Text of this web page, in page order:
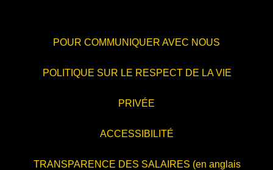
POUR COMMUNIQUER AVEC NOUS
POLITIQUE SUR LE RESPECT DE LA VIE
PRIVÉE
ACCESSIBILITÉ
TRANSPARENCE DES SALAIRES (en anglais